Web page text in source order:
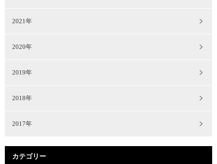
2021年
2020年
2019年
2018年
2017年
カテゴリー